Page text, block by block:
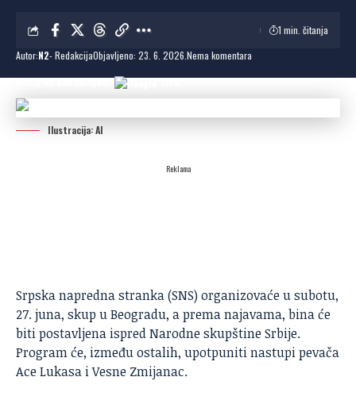
Autor:N2- RedakcijaObjavljeno: 23. 6. 2026. Nema komentara
1 min. čitanja
Dodaj N2 kao omiljeni izvor
Ilustracija: AI
Reklama
Srpska napredna stranka (SNS) organizovaće u subotu,
27. juna, skup u Beogradu, a prema najavama, bina će
biti postavljena ispred Narodne skupštine Srbije.
Program će, između ostalih, upotpuniti nastupi pevača
Ace Lukasa i Vesne Zmijanac.